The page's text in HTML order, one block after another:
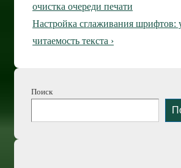
по
записям
запись
очистка очереди печати
Следующая
запись
Настройка сглаживания шрифтов:
читаемость текста ›
Поиск